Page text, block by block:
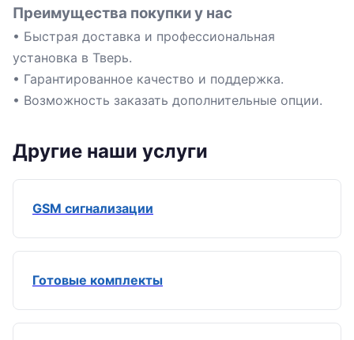
Преимущества покупки у нас
• Быстрая доставка и профессиональная
установка в Тверь.
• Гарантированное качество и поддержка.
• Возможность заказать дополнительные опции.
Другие наши услуги
GSM сигнализации
Готовые комплекты